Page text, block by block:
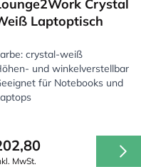
Crystal
Laptoptisch
crystal-weiß
und winkelverstellbar
für Notebooks und
MwSt.